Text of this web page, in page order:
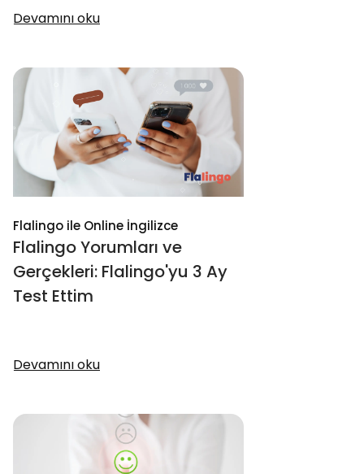
Devamını oku
Flalingo ile Online İngilizce
Flalingo Yorumları ve
Gerçekleri: Flalingo'yu 3 Ay
Test Ettim
Devamını oku